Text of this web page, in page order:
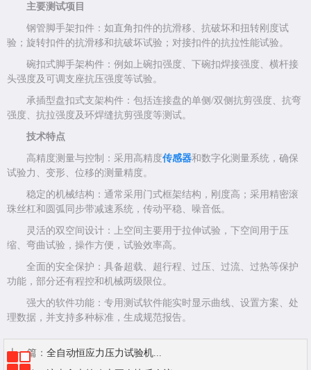
主要测试项目
钢管脚手架扣件：如直角扣件的抗滑移、抗破坏和扭转刚度试
验；旋转扣件的抗滑移和抗破坏试验；对接扣件的抗拉性能试验。
碗扣式脚手架构件：例如上碗扣强度、下碗扣焊接强度、横杆接
头强度及可调支座抗压强度等试验。
承插型盘扣式支架构件：包括连接盘的单侧/双侧抗剪强度、抗弯
强度、抗拉强度及环焊缝抗剪强度等测试。
技术特点
高精度测量与控制：采用高精度传感器和数字化测量系统，确保
试验力、变形、位移的测量精度。
稳定的机械结构：通常采用门式框架结构，刚度高；采用精密滚
珠丝杠和圆弧同步带减速系统，传动平稳、噪音低。
灵活的双空间设计：上空间主要用于拉伸试验，下空间用于压
缩、弯曲试验，操作方便，试验效率高。
全面的安全保护：具备超载、超行程、过压、过流、过热等保护
功能，部分还有程控和机械两级限位。
强大的软件功能：专用测试软件能实时显示曲线、设置方案、处
理数据，并支持多种标准，生成规范报告。
上一篇： 全自动恒应力压力试验机...